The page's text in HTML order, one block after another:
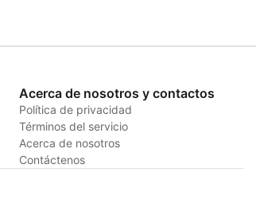
Acerca de nosotros y contactos
Política de privacidad
Términos del servicio
Acerca de nosotros
Contáctenos